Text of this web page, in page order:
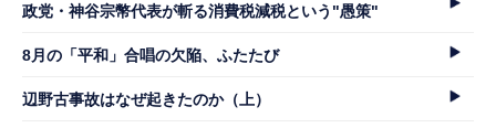
政党・神谷宗幣代表が斬る消費税減税という"愚策"
8月の「平和」合唱の欠陥、ふたたび
辺野古事故はなぜ起きたのか（上）